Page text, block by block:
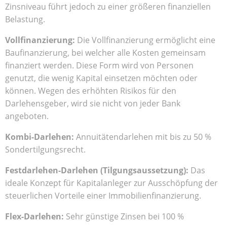
Zinsniveau führt jedoch zu einer größeren finanziellen
Belastung.
Vollfinanzierung: Die Vollfinanzierung ermöglicht eine
Baufinanzierung, bei welcher alle Kosten gemeinsam
finanziert werden. Diese Form wird von Personen
genutzt, die wenig Kapital einsetzen möchten oder
können. Wegen des erhöhten Risikos für den
Darlehensgeber, wird sie nicht von jeder Bank
angeboten.
Kombi-Darlehen: Annuitätendarlehen mit bis zu 50 %
Sondertilgungsrecht.
Festdarlehen-Darlehen (Tilgungsaussetzung): Das
ideale Konzept für Kapitalanleger zur Ausschöpfung der
steuerlichen Vorteile einer Immobilienfinanzierung.
Flex-Darlehen: Sehr günstige Zinsen bei 100 %